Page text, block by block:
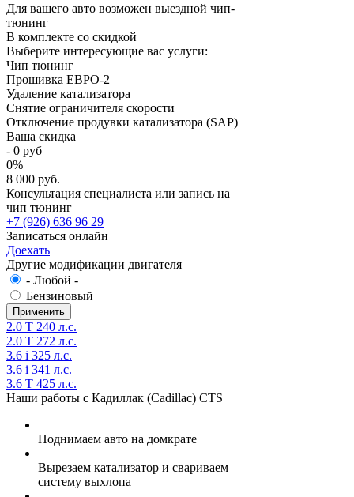
Для вашего авто возможен выездной чип-
тюнинг
В комплекте со скидкой
Выберите интересующие вас услуги:
Чип тюнинг
Прошивка ЕВРО-2
Удаление катализатора
Снятие ограничителя скорости
Отключение продувки катализатора (SAP)
Ваша скидка
- 0 руб
0%
8 000 руб.
Консультация специалиста или запись на
чип тюнинг
+7 (926) 636 96 29
Записаться онлайн
Доехать
Другие модификации двигателя
- Любой -
Бензиновый
2.0 T 240 л.с.
2.0 T 272 л.с.
3.6 i 325 л.с.
3.6 i 341 л.с.
3.6 T 425 л.с.
Наши работы с Кадиллак (Cadillac) CTS
Поднимаем авто на домкрате
Вырезаем катализатор и свариваем
систему выхлопа